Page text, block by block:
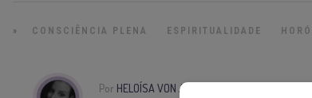
» CONSCIÊNCIA PLENA ESPIRITUALIDADE
Por HELOÍSA VON AH